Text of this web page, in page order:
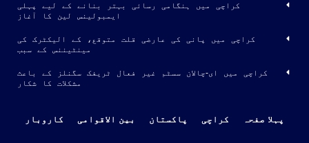
کراچی میں ہنگامی رسائی بہتر بنانے کے لیے پہلی
ایمبولینس لین کا آغاز
کراچی میں پانی کی عارضی قلت متوقع، کے الیکٹرک کی
مینٹیننس کے سبب
کراچی میں ای-چالان سسٹم غیر فعال ٹریفک سگنلز کے باعث
مشکلات کا شکار
پہلا صفحہ کراچی پاکستان بین الاقوامی کاروبار